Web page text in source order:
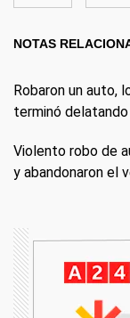
NOTAS
Robaron un auto,
terminó delatando
Violento robo de
y abandonaron el